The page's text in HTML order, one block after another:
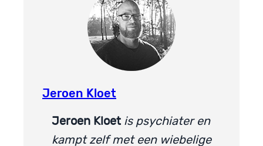
Jeroen Kloet
Jeroen Kloet is psychiater en
kampt zelf met een wiebelige